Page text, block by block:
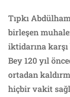
Tıpkı
birleşen
iktidarına
Bey 120 yıl
ortadan
hiçbir vakit